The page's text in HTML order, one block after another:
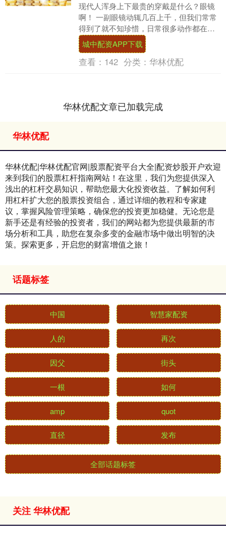
现代人浑身上下最贵的穿戴是什么？眼镜
啊！ 一副眼镜动辄几百上千，但我们常常
得到了就不知珍惜，日常很多动作都在磨
损这个精贵玩意儿，比如用买眼镜送的布
擦它、用单手摘....
城中配资APP下载
查看： 142 分类： 华林优配
华林优配文章已加载完成
华林优配
华林优配|华林优配官网|股票配资平台大全|配资炒股开户欢迎
来到我们的股票杠杆指南网站！在这里，我们为您提供深入
浅出的杠杆交易知识，帮助您最大化投资收益。了解如何利
用杠杆扩大您的股票投资组合，通过详细的教程和专家建
议，掌握风险管理策略，确保您的投资更加稳健。无论您是
新手还是有经验的投资者，我们的网站都为您提供最新的市
场分析和工具，助您在复杂多变的金融市场中做出明智的决
策。探索更多，开启您的财富增值之旅！
话题标签
中国 智慧家配资
人的 再次
因父 街头
一根 如何
amp quot
直径 发布
全部话题标签
关注 华林优配